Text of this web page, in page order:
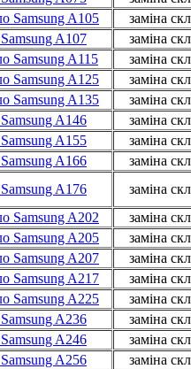
Samsung A105
заміна
A107
заміна
Samsung A115
заміна
Samsung A125
заміна
Samsung A135
заміна
A146
заміна
A155
заміна
A166
заміна
A176
заміна
Samsung A202
заміна
Samsung A205
заміна
Samsung A207
заміна
Samsung A217
заміна
Samsung A225
заміна
A236
заміна
A246
заміна
A256
заміна